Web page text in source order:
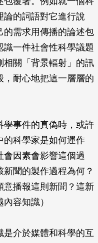
論的詞語對它進行說
的需求用傳播的論述包
一件社會性科學議題
相關「背景輻射」的訊
耐心地把這一層層的
學事件的真偽時，或許
的科學家是如何運作
會因素會影響這個過
聞的製作過程為何？
意播報這則新聞？這新
容知識）
是介於媒體和科學的互